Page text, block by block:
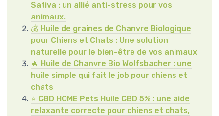
Sativa : un allié anti-stress pour vos
animaux.
💰 Huile de graines de Chanvre Biologique
pour Chiens et Chats : Une solution
naturelle pour le bien-être de vos animaux
🔥 Huile de Chanvre Bio Wolfsbacher : une
huile simple qui fait le job pour chiens et
chats
⭐ CBD HOME Pets Huile CBD 5% : une aide
relaxante correcte pour chiens et chats,